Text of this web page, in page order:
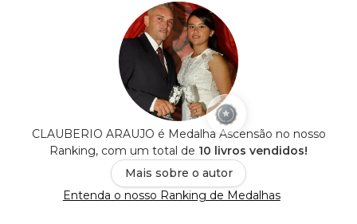
CLAUBERIO ARAUJO é Medalha Ascensão no nosso
Ranking, com um total de 10 livros vendidos!
Mais sobre o autor
Entenda o nosso Ranking de Medalhas